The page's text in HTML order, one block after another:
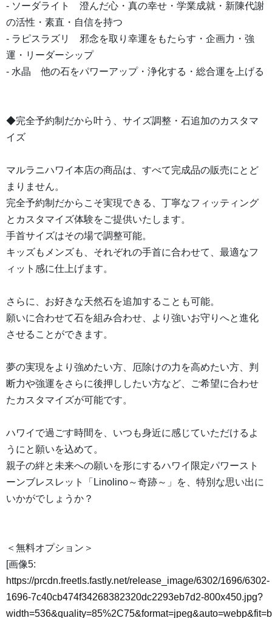
- ソーダライト 澄んだ心・真の幸せ・学業成就・新陳代謝
の活性・素直・自信を持つ
- ラピスラズリ 邪念を取り幸運をもたらす・企画力・強
運・リーダーシップ
- 水晶 他の石をパワーアップ・浄化する・総合運を上げる
◆完全予約制だから叶う、サイズ調整・石追加のカスタマ
イズ
マルラニハワイ本店の商品は、すべて完成品の販売にとど
まりません。
完全予約制だからこそ実現できる、丁寧なフィッティング
とカスタマイズ体験をご提供いたします。
手首サイズはその場で調整可能。
キッズもメンズも、それぞれの手首に合わせて、最適なフ
ィット感に仕上げます。
さらに、お好きな天然石を追加することも可能。
願いに合わせて石を組み合わせ、より強いお守りへと進化
させることができます。
夢の実現をより強めたい方、厄除けの力を高めたい方、判
断力や強運をさらに後押ししたい方など、ご希望に合わせ
たカスタマイズが可能です。
ハワイで過ごす時間を、いつも身近に感じていただけるよ
うにと願いを込めて。
親子の絆と未来への願いを形にするハワイ限定パワースト
ーンブレスレット「Linolino～奇跡～」を、特別な思い出に
いかがでしょうか？
＜無料オプション＞
[画像5:
https://prcdn.freetls.fastly.net/release_image/6302/1696/6302-
1696-7c40cb474f34268382320dc2293eb7d2-800x450.jpg?